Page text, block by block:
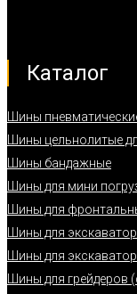
Каталог
Шины
Шины цельнолитые
Шины бандажные
Шины для мини
Шины для
Шины для
Шины для
Шины для грейдеров